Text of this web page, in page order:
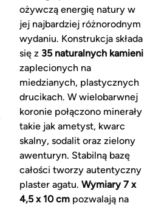
ożywczą energię natury w
jej najbardziej różnorodnym
wydaniu. Konstrukcja składa
się z 35 naturalnych kamieni
zaplecionych na
miedzianych, plastycznych
drucikach. W wielobarwnej
koronie połączono minerały
takie jak ametyst, kwarc
skalny, sodalit oraz zielony
awenturyn. Stabilną bazę
całości tworzy autentyczny
plaster agatu. Wymiary 7 x
4,5 x 10 cmpozwalają na